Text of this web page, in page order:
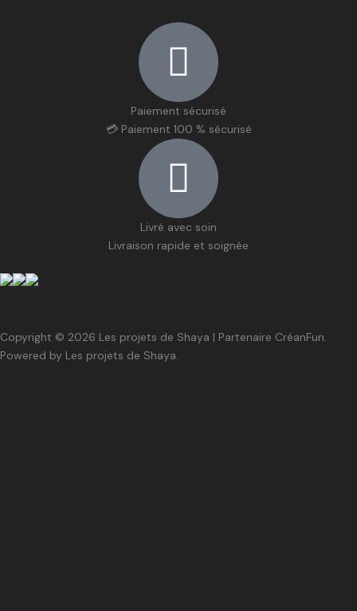
Paiement sécurisé
💳 Paiement 100 % sécurisé
Livré avec soin
Livraison rapide et soignée
Copyright © 2026 Les projets de Shaya | Partenaire CréanFun.
Powered by Les projets de Shaya.